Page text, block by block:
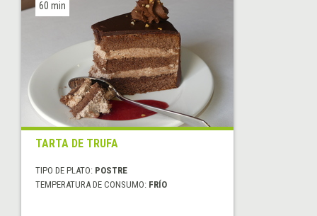
60 min
TARTA DE TRUFA
TIPO DE PLATO: POSTRE
TEMPERATURA DE CONSUMO: FRÍO